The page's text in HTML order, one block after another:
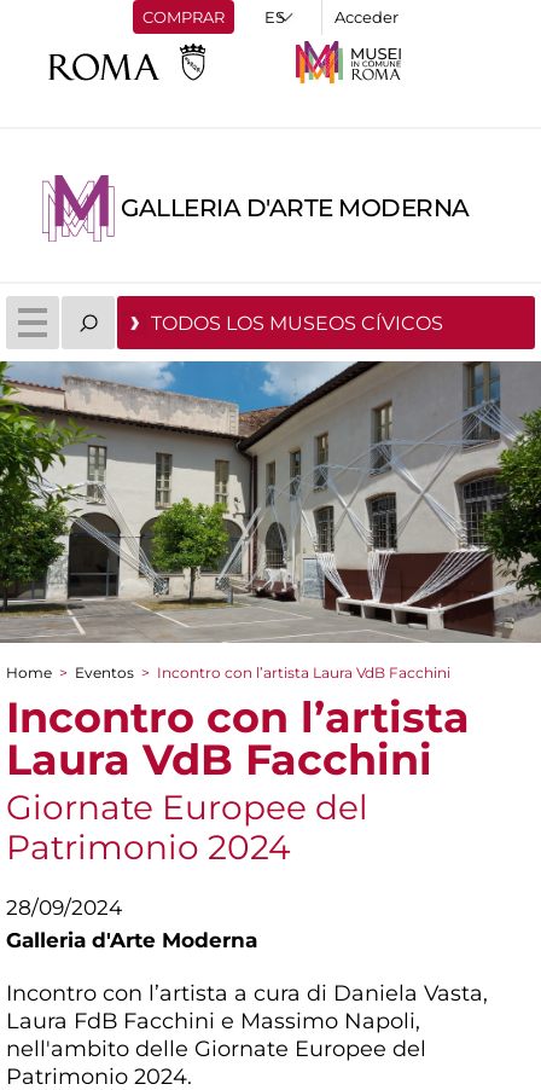
COMPRAR Acceder
GALLERIA D'ARTE MODERNA
TODOS LOS MUSEOS CÍVICOS
You are here
Home > Eventos > Incontro con l’artista Laura VdB Facchini
Incontro con l’artista
Laura VdB Facchini
Giornate Europee del
Patrimonio 2024
28/09/2024
Galleria d'Arte Moderna
Incontro con l’artista a cura di Daniela Vasta,
Laura FdB Facchini e Massimo Napoli,
nell'ambito delle Giornate Europee del
Patrimonio 2024.